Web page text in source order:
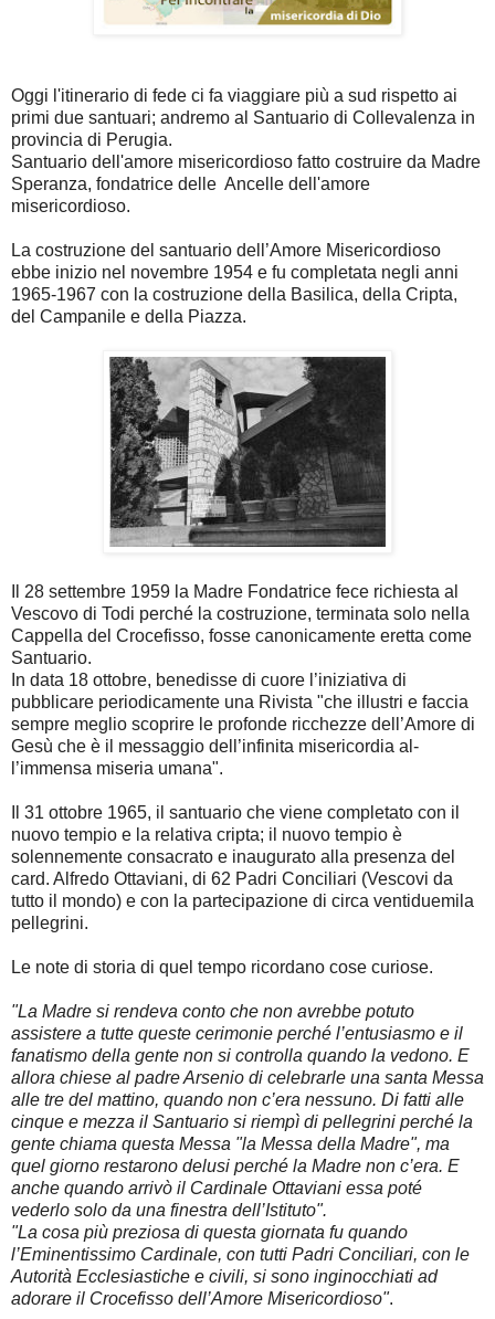
Oggi l'itinerario di fede ci fa viaggiare più a sud rispetto ai
primi due santuari; andremo al Santuario di Collevalenza in
provincia di Perugia.
Santuario dell'amore misericordioso fatto costruire da Madre
Speranza, fondatrice delle Ancelle dell'amore
misericordioso.
La costruzione del santuario dell’Amore Misericordioso
ebbe inizio nel novembre 1954 e fu completata negli anni
1965-1967 con la costruzione della Basilica, della Cripta,
del Campanile e della Piazza.
Il 28 settembre 1959 la Madre Fondatrice fece richiesta al
Vescovo di Todi perché la costruzione, terminata solo nella
Cappella del Crocefisso, fosse canonicamente eretta come
Santuario.
In data 18 ottobre, benedisse di cuore l’iniziativa di
pubblicare periodicamente una Rivista "che illustri e faccia
sempre meglio scoprire le profonde ricchezze dell’Amore di
Gesù che è il messaggio dell’infinita misericordia al­­
l’immensa miseria umana".
Il 31 ottobre 1965, il santuario che viene completato con il
nuovo tempio e la relativa cripta; il nuovo tempio è
solennemente consacrato e inaugurato alla presenza del
card. Alfredo Ottaviani, di 62 Padri Conciliari (Vescovi da
tutto il mondo) e con la partecipazione di circa ventiduemila
pellegrini.
Le note di storia di quel tempo ricordano cose curiose.
"La Madre si rendeva conto che non avrebbe potuto
assistere a tutte queste cerimonie perché l’entusiasmo e il
fanatismo della gente non si controlla quando la vedono. E
allora chiese al padre Arsenio di celebrarle una santa Messa
alle tre del mattino, quando non c’era nessuno. Di fatti alle
cinque e mezza il Santuario si riempì di pellegrini perché la
gente chiama questa Messa "la Messa della Madre", ma
quel giorno restarono delusi perché la Madre non c’era. E
anche quando arrivò il Cardinale Ottaviani essa poté
vederlo solo da una finestra dell’Istituto".
"La cosa più preziosa di questa giornata fu quando
l’Eminentissimo Cardinale, con tutti Padri Conciliari, con le
Autorità Ecclesiastiche e civili, si sono inginocchiati ad
adorare il Crocefisso dell’Amore Misericordioso".